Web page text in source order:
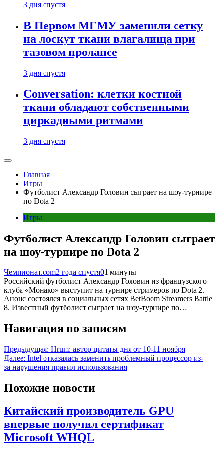
3 дня спустя
В Первом МГМУ заменили сетку
на лоскут ткани влагалища при
тазовом пролапсе
3 дня спустя
Conversation: клетки костной
ткани обладают собственными
циркадными ритмами
3 дня спустя
Главная
Игры
Футболист Александр Головин сыграет на шоу-турнире
по Dota 2
Игры
Футболист Александр Головин сыграет
на шоу-турнире по Dota 2
Чемпионат.com2 года спустя01 минуты
Российский футболист Александр Головин из французского
клуба «Монако» выступит на турнире стримеров по Dota 2.
Анонс состоялся в социальных сетях BetBoom Streamers Battle
8. Известный футболист сыграет на шоу-турнире по…
Навигация по записям
Предыдущая: Hrum: автор цитаты дня от 10-11 ноября
Далее: Intel отказалась заменить проблемный процессор из-
за нарушения правил использования
Похожие новости
Китайский производитель GPU
впервые получил сертификат
Microsoft WHQL